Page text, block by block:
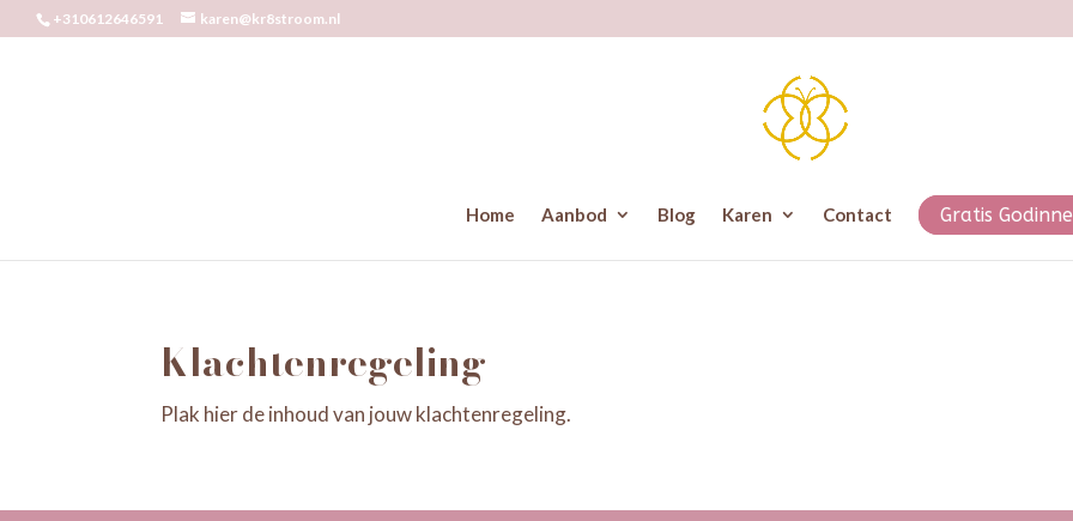
+310612646591 karen@kr8stroom.nl
Home Aanbod Blog Karen Contact Gratis
Klachtenregeling
Plak hier de inhoud van jouw klachtenregeling.